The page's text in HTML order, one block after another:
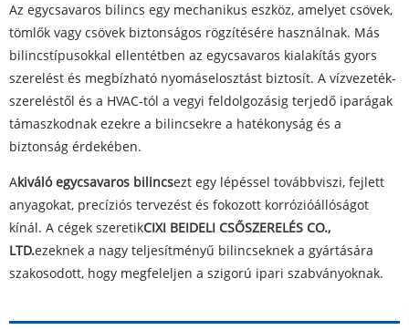
Az egycsavaros bilincs egy mechanikus eszköz, amelyet csövek,
tömlők vagy csövek biztonságos rögzítésére használnak. Más
bilincstípusokkal ellentétben az egycsavaros kialakítás gyors
szerelést és megbízható nyomáselosztást biztosít. A vízvezeték-
szereléstől és a HVAC-tól a vegyi feldolgozásig terjedő iparágak
támaszkodnak ezekre a bilincsekre a hatékonyság és a
biztonság érdekében.
Akiváló egycsavaros bilincsezt egy lépéssel továbbviszi, fejlett
anyagokat, precíziós tervezést és fokozott korrózióállóságot
kínál. A cégek szeretikCIXI BEIDELI CSŐSZERELÉS CO.,
LTD.ezeknek a nagy teljesítményű bilincseknek a gyártására
szakosodott, hogy megfeleljen a szigorú ipari szabványoknak.